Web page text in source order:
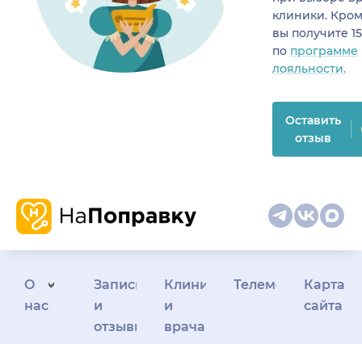
клиники.
вы получите
по программе
лояльности.
Оставить
отзыв
О
нас
Запись
и
отзывы
Клиникам
и
врачам
Телемедицина
Карта
сайта